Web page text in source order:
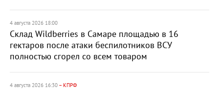
4 августа 2026 18:00
Склад Wildberries в Самаре площадью в 16
гектаров после атаки беспилотников ВСУ
полностью сгорел со всем товаром
4 августа 2026 16:30 – КПРФ